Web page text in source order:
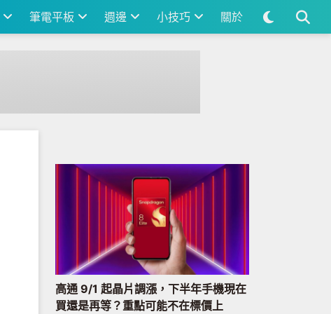
筆電平板 週邊 小技巧 關於
高通 9/1 起晶片調漲，下半年手機現在
買還是再等？重點可能不在標價上